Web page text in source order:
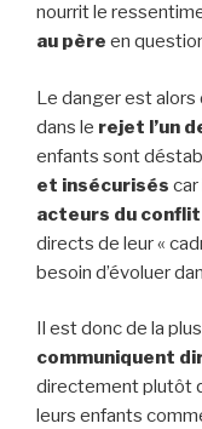
nourrit le
au père en
Le danger est
dans le rejet l’un
enfants sont
et insécurisés
acteurs du conflit
directs de leur «
besoin d’évoluer
Il est donc de la
communiquent
directement plutôt
leurs enfants